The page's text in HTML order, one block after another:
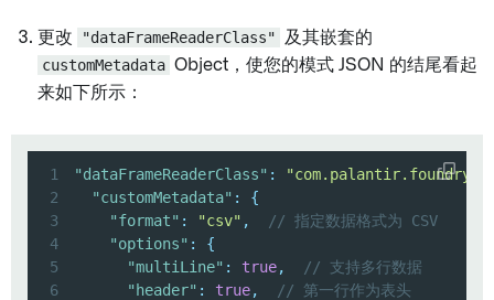
更改 "dataFrameReaderClass"
及其嵌套的
customMetadata Object，使您的模式 JSON 的结尾看起
来如下所示：
1 "dataFrameReaderClass" :
2
"customMetadata" :
{
3
"format" : "csv" ,
// 指定数据格式为 CSV
4
"options" :
{
5
"multiLine" : true,
// 支持多行数据
6
"header" : true,
// 第一行作为表头